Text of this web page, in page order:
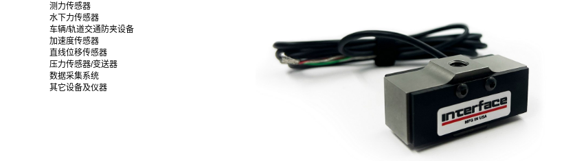
测力传感器
水下力传感器
车辆/轨道交通防夹设备
加速度传感器
直线位移传感器
压力传感器/变送器
数据采集系统
其它设备及仪器